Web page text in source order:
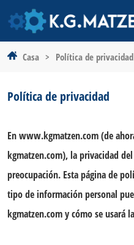
Casa > Política de privacidad
Política de privacidad
En www.kgmatzen.com (de
kgmatzen.com), la privacidad
preocupación. Esta página de
tipo de información personal
kgmatzen.com y cómo se usará